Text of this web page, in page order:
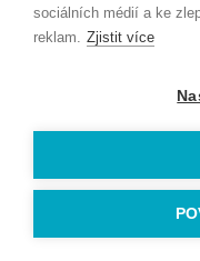
David Kučera ©
sociálních médií a ke
reklam. Zjistit více